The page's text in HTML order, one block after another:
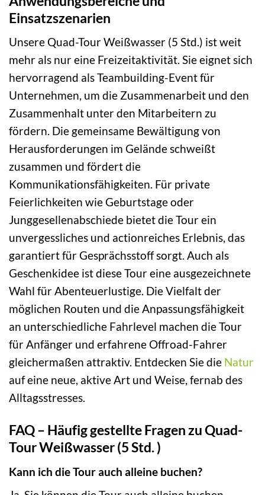
Einsatzszenarien
Unsere Quad-Tour Weißwasser (5 Std.) ist weit
mehr als nur eine Freizeitaktivität. Sie eignet sich
hervorragend als Teambuilding-Event für
Unternehmen, um die Zusammenarbeit und den
Zusammenhalt unter den Mitarbeitern zu
fördern. Die gemeinsame Bewältigung von
Herausforderungen im Gelände schweißt
zusammen und fördert die
Kommunikationsfähigkeiten. Für private
Feierlichkeiten wie Geburtstage oder
Junggesellenabschiede bietet die Tour ein
unvergessliches und actionreiches Erlebnis, das
garantiert für Gesprächsstoff sorgt. Auch als
Geschenkidee ist diese Tour eine ausgezeichnete
Wahl für Abenteuerlustige. Die Vielfalt der
möglichen Routen und die Anpassungsfähigkeit
an unterschiedliche Fahrlevel machen die Tour
für Anfänger und erfahrene Offroad-Fahrer
gleichermaßen attraktiv. Entdecken Sie die Natur
auf eine neue, aktive Art und Weise, fernab des
Alltagsstresses.
FAQ – Häufig gestellte Fragen zu Quad-
Tour Weißwasser (5 Std. )
Kann ich die Tour auch alleine buchen?